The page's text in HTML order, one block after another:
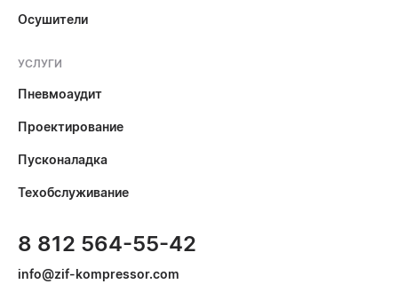
Осушители
УСЛУГИ
Пневмоаудит
Проектирование
Пусконаладка
Техобслуживание
8 812 564-55-42
info@zif-kompressor.com